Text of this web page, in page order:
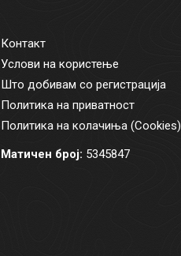
Контакт
Услови на користење
Што добивам со регистрација
Политика на приватност
Политика на колачиња (Cookies)
Матичен број: 5345847